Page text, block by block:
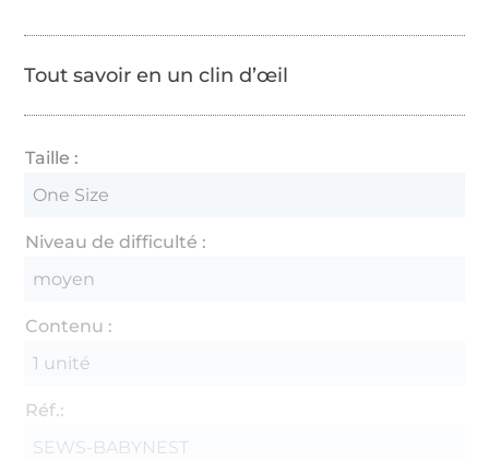
Tout savoir en un clin d’œil
Taille :
One Size
Niveau de difficulté :
moyen
Contenu :
1 unité
Réf.:
SEWS-BABYNEST